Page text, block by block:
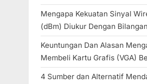
Mengapa Kekuatan Sinyal
(dBm) Diukur Dengan
Keuntungan Dan Alasan
Membeli Kartu Grafis (VGA)
4 Sumber dan Alternatif